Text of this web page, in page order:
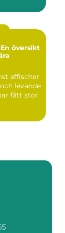
översikt
levande
fått stor